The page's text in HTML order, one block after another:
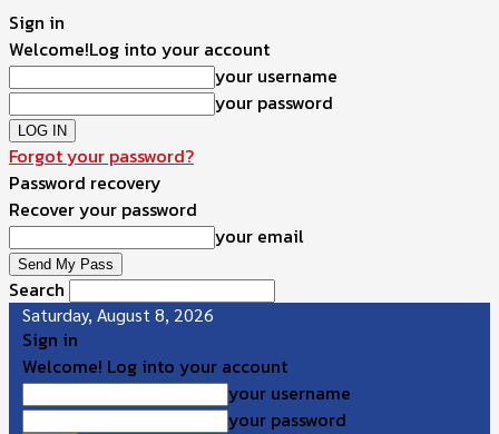
Sign in
Welcome!Log into your account
your username
your password
Forgot your password?
Password recovery
Recover your password
your email
Search
Saturday, August 8, 2026
Sign in
Welcome! Log into your account
your username
your password